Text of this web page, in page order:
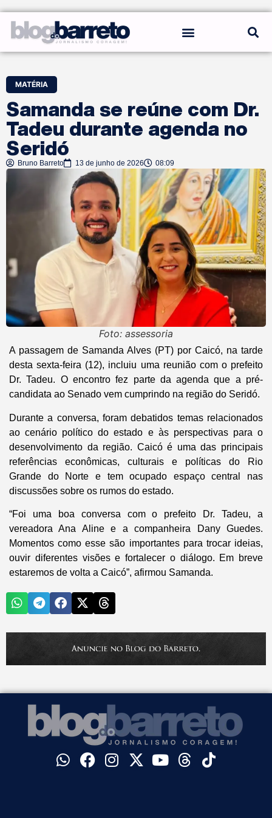
MATÉRIA
Samanda se reúne com Dr.
Tadeu durante agenda no
Seridó
Bruno Barreto 13 de junho de 2026 08:09
Foto: assessoria
A passagem de Samanda Alves (PT) por Caicó, na tarde
desta sexta-feira (12), incluiu uma reunião com o prefeito
Dr. Tadeu. O encontro fez parte da agenda que a pré-
candidata ao Senado vem cumprindo na região do Seridó.
Durante a conversa, foram debatidos temas relacionados
ao cenário político do estado e às perspectivas para o
desenvolvimento da região. Caicó é uma das principais
referências econômicas, culturais e políticas do Rio
Grande do Norte e tem ocupado espaço central nas
discussões sobre os rumos do estado.
“Foi uma boa conversa com o prefeito Dr. Tadeu, a
vereadora Ana Aline e a companheira Dany Guedes.
Momentos como esse são importantes para trocar ideias,
ouvir diferentes visões e fortalecer o diálogo. Em breve
estaremos de volta a Caicó”, afirmou Samanda.